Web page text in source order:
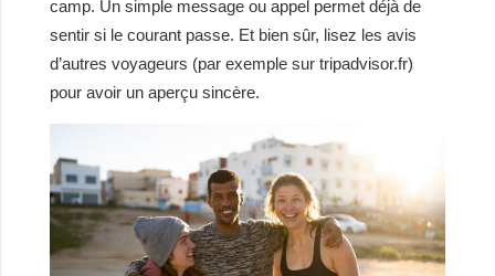
camp. Un simple message ou appel permet déjà de
sentir si le courant passe. Et bien sûr, lisez les avis
d’autres voyageurs (par exemple sur tripadvisor.fr)
pour avoir un aperçu sincère.